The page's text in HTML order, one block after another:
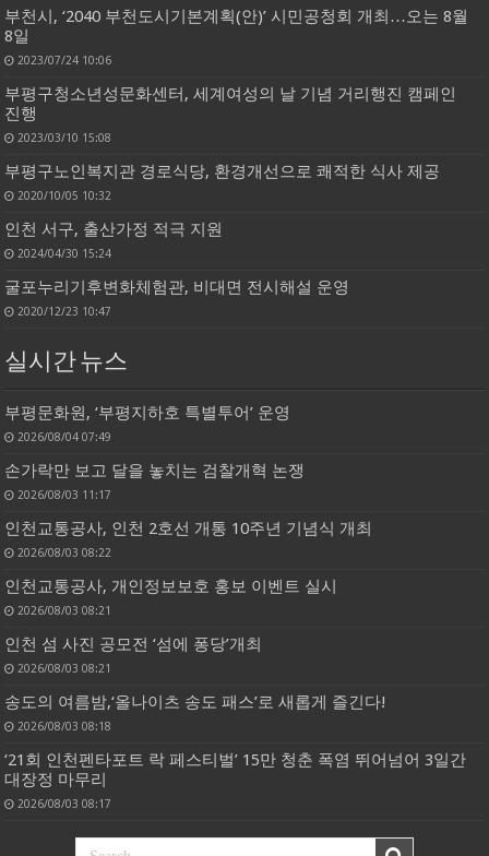
부천시, ‘2040 부천도시기본계획(안)’ 시민공청회 개최…오는 8월
8일
2023/07/24 10:06
부평구청소년성문화센터, 세계여성의 날 기념 거리행진 캠페인
진행
2023/03/10 15:08
부평구노인복지관 경로식당, 환경개선으로 쾌적한 식사 제공
2020/10/05 10:32
인천 서구, 출산가정 적극 지원
2024/04/30 15:24
굴포누리기후변화체험관, 비대면 전시해설 운영
2020/12/23 10:47
실시간 뉴스
부평문화원, ‘부평지하호 특별투어’ 운영
2026/08/04 07:49
손가락만 보고 달을 놓치는 검찰개혁 논쟁
2026/08/03 11:17
인천교통공사, 인천 2호선 개통 10주년 기념식 개최
2026/08/03 08:22
인천교통공사, 개인정보보호 홍보 이벤트 실시
2026/08/03 08:21
인천 섬 사진 공모전 ‘섬에 퐁당’개최
2026/08/03 08:21
송도의 여름밤,‘올나이츠 송도 패스’로 새롭게 즐긴다!
2026/08/03 08:18
‘21회 인천펜타포트 락 페스티벌’ 15만 청춘 폭염 뛰어넘어 3일간
대장정 마무리
2026/08/03 08:17